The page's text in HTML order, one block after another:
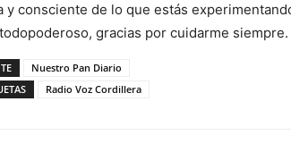
y consciente de lo que estás
gracias por cuidarme siempre.
Nuestro Pan Diario
Radio Voz Cordillera